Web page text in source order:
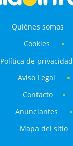
Quiénes somos
Cookies
Política de privacidad
Aviso Legal
Contacto
Anunciantes
Mapa del sitio